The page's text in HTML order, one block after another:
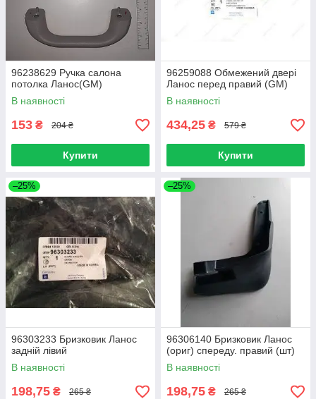
96238629 Ручка салона
потолка Ланос(GM)
В наявності
153 ₴ 204 ₴
Купити
96259088 Обмежений двері
Ланос перед правий (GM)
В наявності
434,25 ₴ 579 ₴
Купити
–25%
96303233 Бризковик Ланос
задній лівий
В наявності
198,75 ₴ 265 ₴
–25%
96306140 Бризковик Ланос
(ориг) спереду. правий (шт)
В наявності
198,75 ₴ 265 ₴